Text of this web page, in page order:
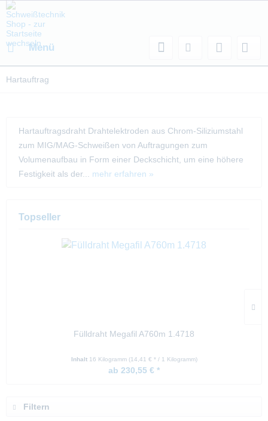
Menü
Hartauftrag
Hartauftragsdraht Drahtelektroden aus Chrom-Siliziumstahl
zum MIG/MAG-Schweißen von Auftragungen zum
Volumenaufbau in Form einer Deckschicht, um eine höhere
Festigkeit als der... mehr erfahren »
Topseller
Fülldraht Megafil A760m 1.4718
Inhalt 16 Kilogramm (14,41 € * / 1 Kilogramm)
ab 230,55 € *
Filtern